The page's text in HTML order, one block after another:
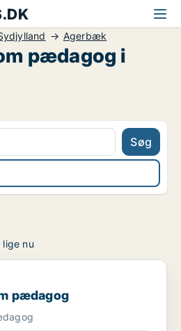
Agerbæk
pædagog i
Søg
nu
pædagog